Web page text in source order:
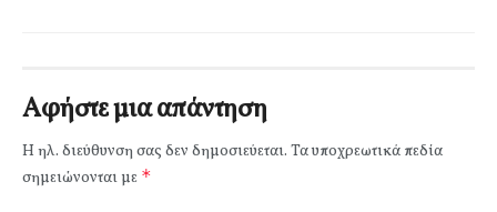
Αφήστε μια απάντηση
Η ηλ. διεύθυνση σας δεν δημοσιεύεται. Τα υποχρεωτικά πεδία
σημειώνονται με *